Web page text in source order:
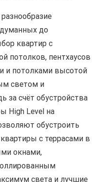
до
квартир с
потолков, пентхаусов
и потолками высотой
светом и
за счёт обустройства
High Level на
обустроить
с террасами в
окнами,
света и лучшие